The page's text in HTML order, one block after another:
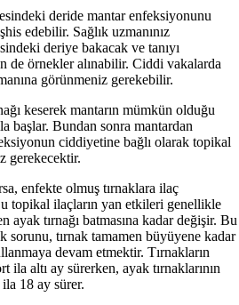
deride mantar enfeksiyonunu
edebilir. Sağlık uzmanınız
deriye bakacak ve tanıyı
de örnekler alınabilir. Ciddi vakalarda
görünmeniz gerekebilir.
keserek mantarın mümkün olduğu
başlar. Bundan sonra mantardan
ciddiyetine bağlı olarak topikal
gerekecektir.
enfekte olmuş tırnaklara ilaç
topikal ilaçların yan etkileri genellikle
ayak tırnağı batmasına kadar değişir. Bu
sorunu, tırnak tamamen büyüyene kadar
devam etmektir. Tırnakların
ila altı ay sürerken, ayak tırnaklarının
ila 18 ay sürer.